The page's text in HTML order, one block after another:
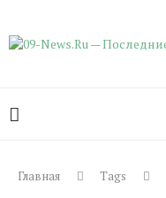
Главная Tags